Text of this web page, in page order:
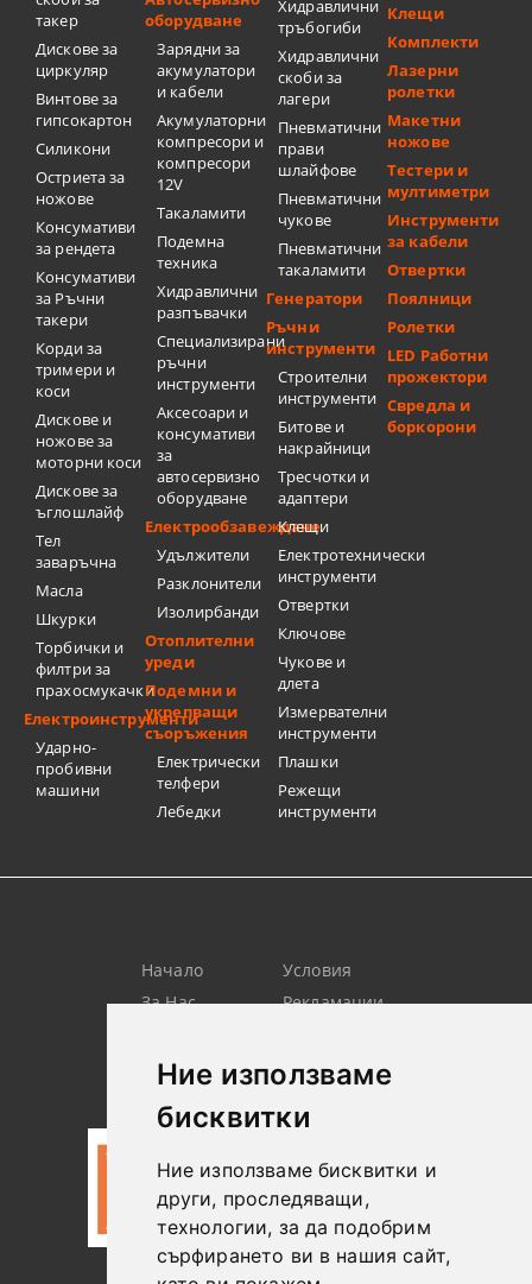
Ние използваме
бисквитки
Ние използваме бисквитки и
други, проследяващи,
технологии, за да подобрим
сърфирането ви в нашия сайт,
такер
Дискове за
циркуляр
Винтове за
гипсокартон
Силикони
Остриета за
ножове
Консумативи
за рендета
Консумативи
за Ръчни
такери
Корди за
тримери и
коси
Дискове и
ножове за
моторни коси
Дискове за
ъглошлайф
Тел
заваръчна
Масла
Шкурки
Торбички и
филтри за
прахосмукачки
Електроинструменти
Ударно-
пробивни
машини
оборудване
Зарядни за
акумулатори
и кабели
Акумулаторни
компресори и
компресори
12V
Такаламити
Подемна
техника
Хидравлични
разпъвачки
Специализирани
ръчни
инструменти
Аксесоари и
консумативи
за
автосервизно
оборудване
Електрообзавеждане
Удължители
Разклонители
Изолирбанди
Отоплителни
уреди
Подемни и
укрепващи
съоръжения
Електрически
телфери
Лебедки
Хидравлични
тръбогиби
Хидравлични
скоби за
лагери
Пневматични
прави
шлайфове
Пневматични
чукове
Пневматични
такаламити
Генератори
Ръчни
инструменти
Строителни
инструменти
Битове и
накрайници
Тресчотки и
адаптери
Клещи
Електротехнически
инструменти
Отвертки
Ключове
Чукове и
длета
Измервателни
инструменти
Плашки
Режещи
инструменти
Клещи
Комплекти
Лазерни
ролетки
Макетни
ножове
Тестери и
мултиметри
Инструменти
за кабели
Отвертки
Поялници
Ролетки
LED Работни
прожектори
Свредла и
боркорони
Начало
За Нас
Лични
Данни
Условия
Рекламации
Новини